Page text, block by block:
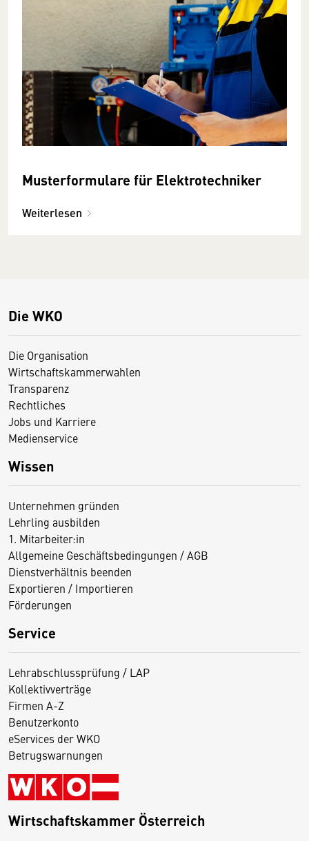
Musterformulare für Elektrotechniker
Weiterlesen
Die WKO
Die Organisation
Wirtschaftskammerwahlen
Transparenz
Rechtliches
Jobs und Karriere
Medienservice
Wissen
Unternehmen gründen
Lehrling ausbilden
1. Mitarbeiter:in
Allgemeine Geschäftsbedingungen / AGB
Dienstverhältnis beenden
Exportieren / Importieren
Förderungen
Service
Lehrabschlussprüfung / LAP
Kollektivverträge
Firmen A-Z
Benutzerkonto
eServices der WKO
Betrugswarnungen
Wirtschaftskammer Österreich